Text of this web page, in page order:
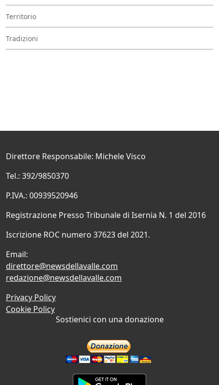
Territorio
Tradizioni
Direttore Responsabile: Michele Visco
Tel.: 392/9850370
P.IVA.: 00939520946
Registrazione Presso Tribunale di Isernia N. 1 del 2016
Iscrizione ROC numero 37623 del 2021.
Email:
direttore@newsdellavalle.com
redazione@newsdellavalle.com
Privacy Policy
Cookie Policy
Sostienici con una donazione